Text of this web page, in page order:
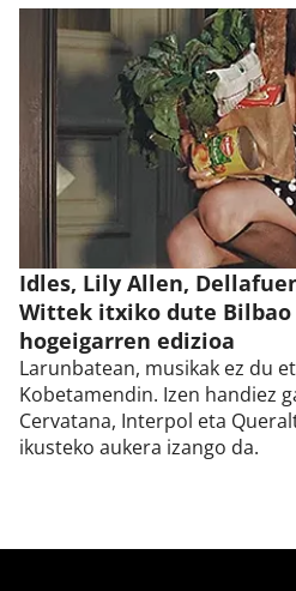
Idles, Lily Allen,
Wittek itxiko dute Bilbao
hogeigarren edizioa
Larunbatean, musikak ez du
Kobetamendin. Izen handiez
Cervatana, Interpol eta
ikusteko aukera izango da.